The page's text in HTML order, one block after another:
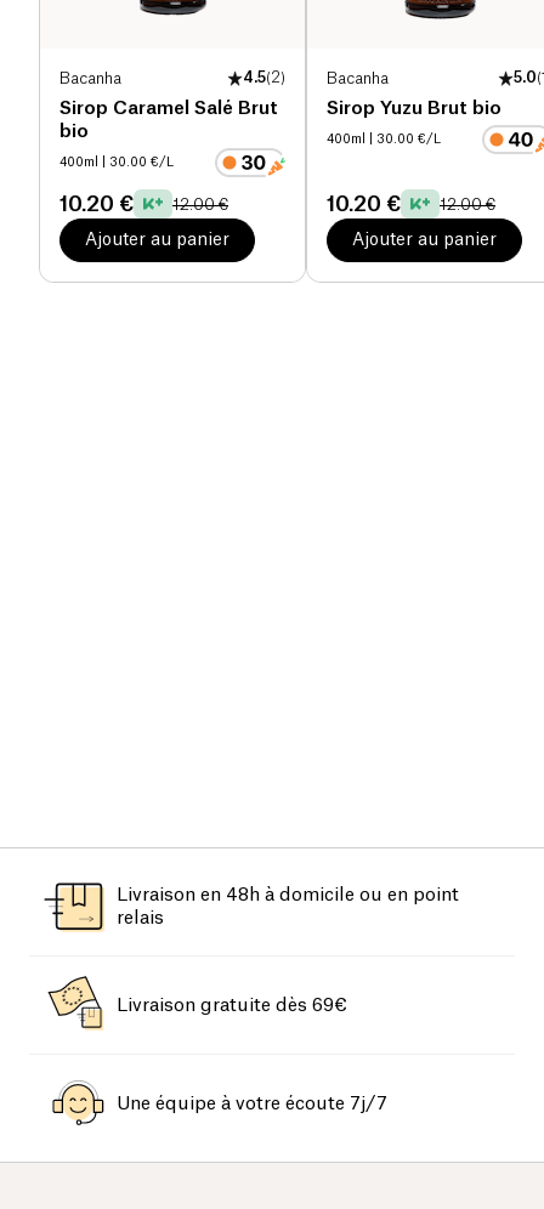
Bacanha 4.5(2)
Sirop Caramel Salé Brut
bio
400ml | 30.00 €/L
10.20 € 12.00 €
Ajouter au panier
Bacanha 5.0(
Sirop Yuzu Brut bio
400ml | 30.00 €/L
10.20 € 12.00 €
Ajouter au panier
Livraison en 48h à domicile ou en point
relais
Livraison gratuite dès 69€
Une équipe à votre écoute 7j/7